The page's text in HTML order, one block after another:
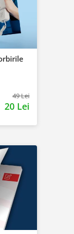
49 Lei
20 Lei